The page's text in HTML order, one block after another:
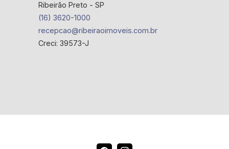
Ribeirão Preto - SP
(16) 3620-1000
recepcao@ribeiraoimoveis.com.br
Creci: 39573-J